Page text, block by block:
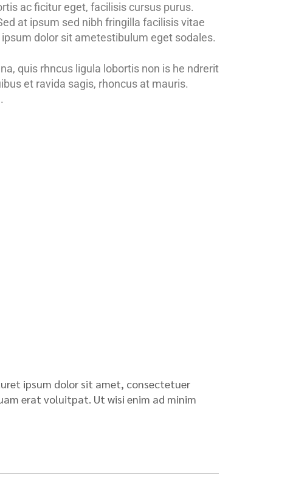
ac ficitur eget, facilisis cursus purus.
at ipsum sed nibh fringilla facilisis vitae
dolor sit ametestibulum eget sodales.
quis rhncus ligula lobortis non is he ndrerit
et ravida sagis, rhoncus at mauris.
ipsum dolor sit amet, consectetuer
erat voluitpat. Ut wisi enim ad minim